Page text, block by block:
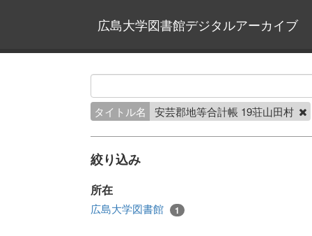
広島大学図書館デジタルアーカイブ
タイトル名 安芸郡地等合計帳 19荘山田村
絞り込み
所在
広島大学図書館 1